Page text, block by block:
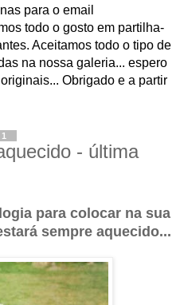
para o email
todo o gosto em partilha-
Aceitamos todo o tipo de
na nossa galeria... espero
Obrigado e a partir
- última
para colocar na sua
sempre aquecido...